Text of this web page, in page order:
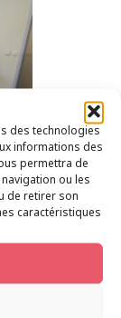
des technologies
informations des
permettra de
ou les
de retirer son
caractéristiques
réalisé un
vers
sont des
ce un coup